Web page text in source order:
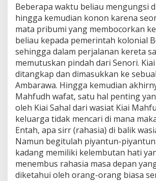
Beberapa waktu beliau mengungsi
hingga kemudian konon karena
mata pribumi yang membocorkan
beliau kepada pemerintah kolonial
sehingga dalam perjalanan kereta
memutuskan pindah dari Senori.
ditangkap dan dimasukkan ke
Ambarawa. Hingga kemudian
Mahfudh wafat, satu hal penting
oleh Kiai Sahal dari wasiat Kiai
keluarga tidak mencari di mana
Entah, apa sirr (rahasia) di balik
Namun begitulah piyantun-
kadang memiliki kelembutan hati
menembus rahasia masa depan
diketahui oleh orang-orang biasa